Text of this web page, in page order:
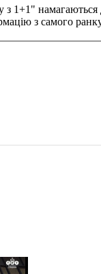
з 1+1" намагаються
з самого